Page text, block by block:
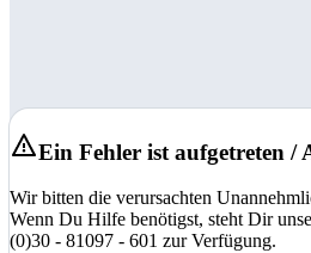
Ein Fehler ist aufgetreten /
Wir bitten die verursachten
Wenn Du Hilfe benötigst, steht Dir
(0)30 - 81097 - 601 zur Verfügung.